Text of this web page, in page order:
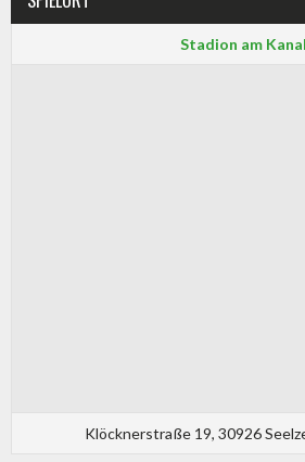
Stadion am Kanal
Klöcknerstraße 19, 30926